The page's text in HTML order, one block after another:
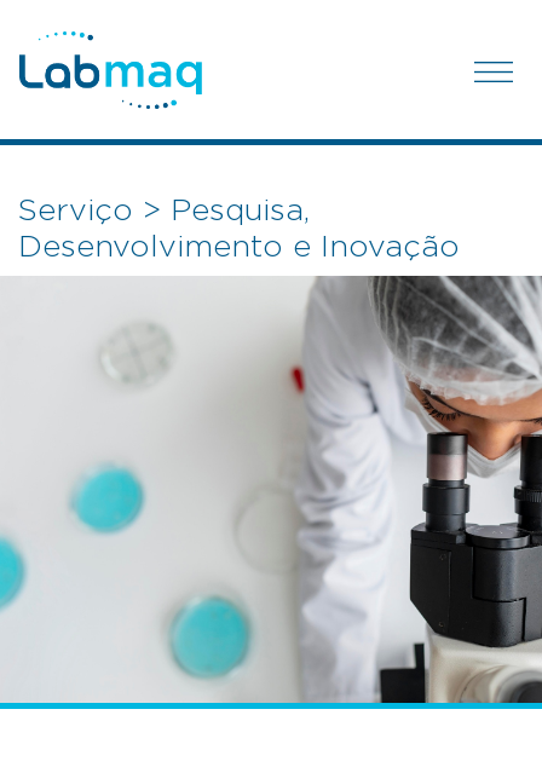
Serviço > Pesquisa,
Desenvolvimento e Inovação